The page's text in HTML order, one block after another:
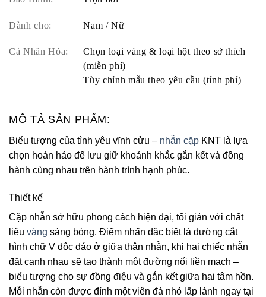
Dành cho: Nam / Nữ
Cá Nhân Hóa:
Chọn loại vàng & loại hột theo sở thích
(miễn phí)
Tùy chỉnh mẫu theo yêu cầu (tính phí)
MÔ TẢ SẢN PHẨM:
Biểu tượng của tình yêu vĩnh cửu – nhẫn cặp KNT là lựa
chọn hoàn hảo để lưu giữ khoảnh khắc gắn kết và đồng
hành cùng nhau trên hành trình hạnh phúc.
Thiết kế
Cặp nhẫn sở hữu phong cách hiện đại, tối giản với chất
liệu vàng sáng bóng. Điểm nhấn đặc biệt là đường cắt
hình chữ V độc đáo ở giữa thân nhẫn, khi hai chiếc nhẫn
đặt cạnh nhau sẽ tạo thành một đường nối liền mạch –
biểu tượng cho sự đồng điệu và gắn kết giữa hai tâm hồn.
Mỗi nhẫn còn được đính một viên đá nhỏ lấp lánh ngay tại